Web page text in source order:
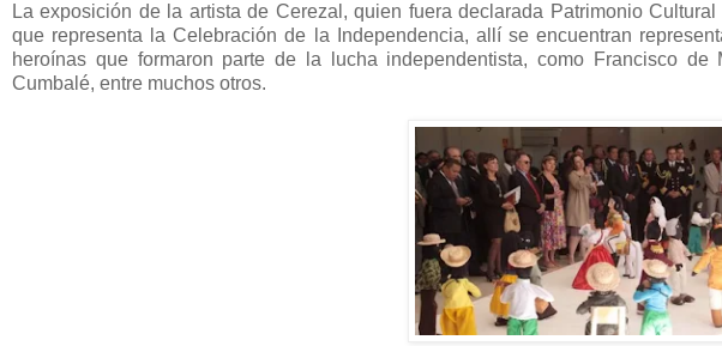
La exposición de la artista de Cerezal, quien fuera declarada Patrimonio
que representa la Celebración de la Independencia, allí se encuentran
heroínas que formaron parte de la lucha independentista, como Francisco de
Cumbalé, entre muchos otros.